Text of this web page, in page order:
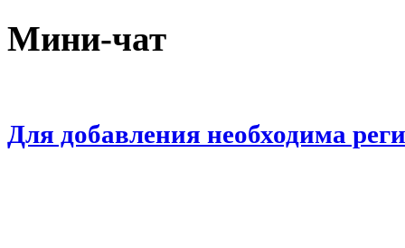
Мини-чат
Для добавления необходима